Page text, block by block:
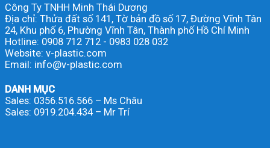
Công Ty TNHH Minh Thái Dương
Địa chỉ: Thửa đất số 141, Tờ bản đồ số 17, Đường Vĩnh Tân
24, Khu phố 6, Phường Vĩnh Tân, Thành phố Hồ Chí Minh
Hotline: 0908 712 712 - 0983 028 032
Website: v-plastic.com
Email: info@v-plastic.com
DANH MỤC
Sales: 0356.516.566 – Ms Châu
Sales: 0919.204.434 – Mr Trí